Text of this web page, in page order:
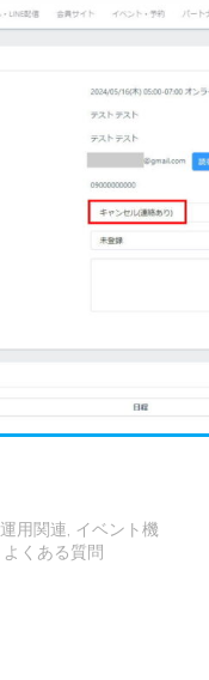
運用関連 イベント機
よくある質問